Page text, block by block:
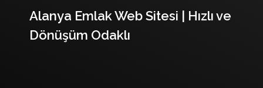
Alanya Emlak Web Sitesi | Hızlı ve
Dönüşüm Odaklı